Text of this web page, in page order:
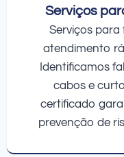
Serviços
Serviços para
atendimento
Identificamos
cabos e
certificado
prevenção de